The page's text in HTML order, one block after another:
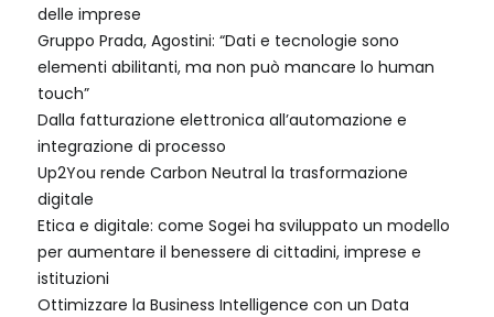
delle imprese
Gruppo Prada, Agostini: “Dati e tecnologie sono
elementi abilitanti, ma non può mancare lo human
touch”
Dalla fatturazione elettronica all’automazione e
integrazione di processo
Up2You rende Carbon Neutral la trasformazione
digitale
Etica e digitale: come Sogei ha sviluppato un modello
per aumentare il benessere di cittadini, imprese e
istituzioni
Ottimizzare la Business Intelligence con un Data